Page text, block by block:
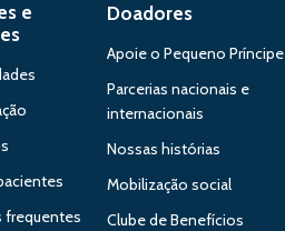
e
frequentes
Doadores
Apoie o Pequeno Príncipe
Parcerias nacionais e
internacionais
Nossas histórias
Mobilização social
Clube de Benefícios